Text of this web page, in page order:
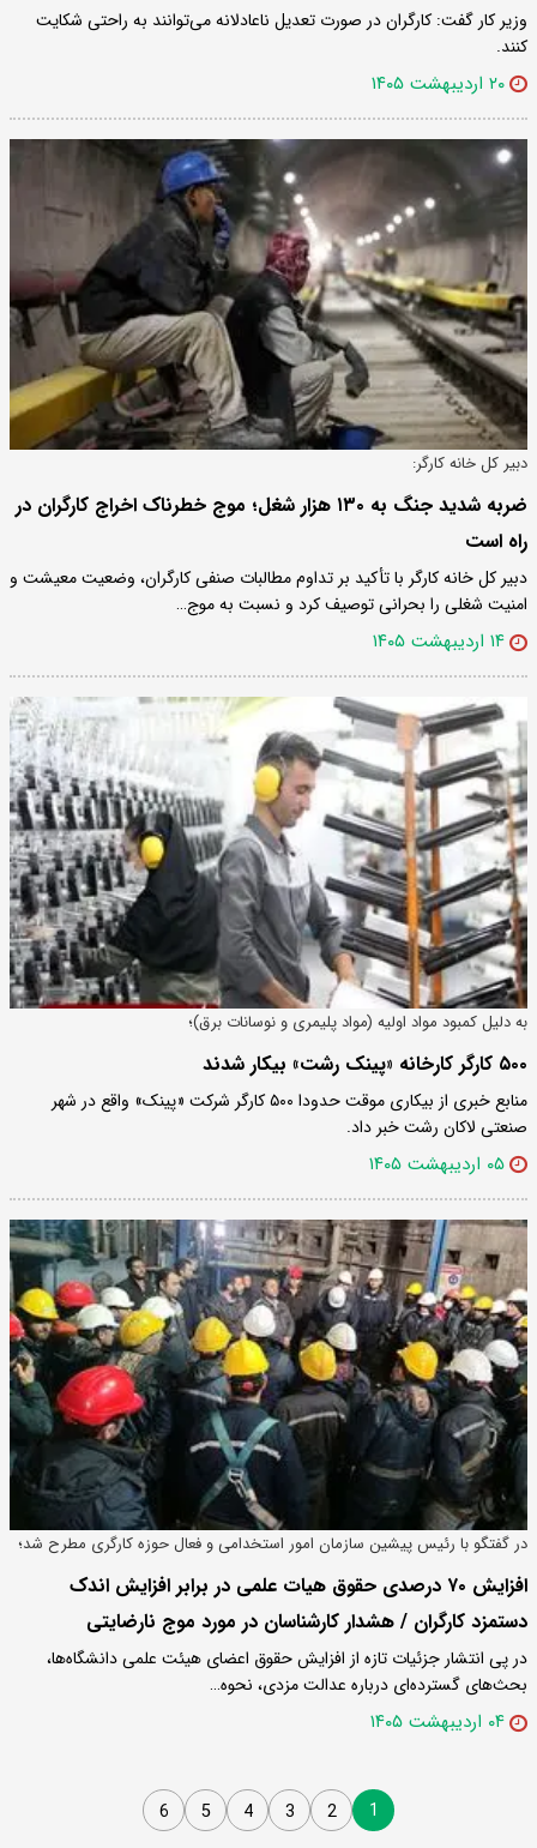
وزیر کار گفت: کارگران در صورت تعدیل ناعادلانه می‌توانند به راحتی شکایت
کنند.
۲۰ اردیبهشت ۱۴۰۵
دبیر کل خانه کارگر:
ضربه شدید جنگ به ۱۳۰ هزار شغل؛ موج خطرناک اخراج کارگران در
راه است
دبیر کل خانه کارگر با تأکید بر تداوم مطالبات صنفی کارگران، وضعیت معیشت و
امنیت شغلی را بحرانی توصیف کرد و نسبت به موج…
۱۴ اردیبهشت ۱۴۰۵
به دلیل کمبود مواد اولیه (مواد پلیمری و نوسانات برق)؛
۵۰۰ کارگر کارخانه «پینک رشت» بیکار شدند
منابع خبری از بیکاری موقت حدودا ۵۰۰ کارگر شرکت «پینک» واقع در شهر
صنعتی لاکان رشت خبر داد.
۰۵ اردیبهشت ۱۴۰۵
در گفتگو با رئیس پیشین سازمان امور استخدامی و فعال حوزه کارگری مطرح شد؛
افزایش ۷۰ درصدی حقوق هیات علمی در برابر افزایش اندک
دستمزد کارگران / هشدار کارشناسان در مورد موج نارضایتی
در پی انتشار جزئیات تازه از افزایش حقوق اعضای هیئت علمی دانشگاه‌ها،
بحث‌های گسترده‌ای درباره عدالت مزدی، نحوه…
۰۴ اردیبهشت ۱۴۰۵
1
2
3
4
5
6